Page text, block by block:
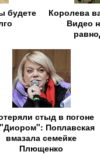
будете
Королева
Видео
стыд в погоне
Поплавская
вмазала семейке
Плющенко